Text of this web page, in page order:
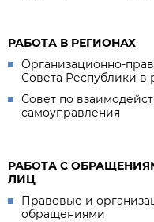
РАБОТА В РЕГИОНАХ
Организационно-
Совета Республики в
Совет по
самоуправления
РАБОТА С
ЛИЦ
Правовые и
обращениями